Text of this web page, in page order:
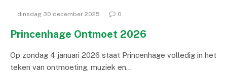
dinsdag 30 december 2025 0
Princenhage Ontmoet 2026
Op zondag 4 januari 2026 staat Princenhage volledig in het
teken van ontmoeting, muziek en…